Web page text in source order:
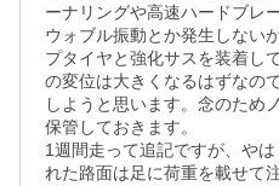
ーナリングや高速ハードブレ
ウォブル振動とか発生しない
プタイヤと強化サスを装着し
の変位は大きくなるはずなの
しようと思います。念のため
保管しておきます。
1週間走って追記ですが、や